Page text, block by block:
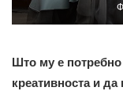
Што му е потребно
креативноста и